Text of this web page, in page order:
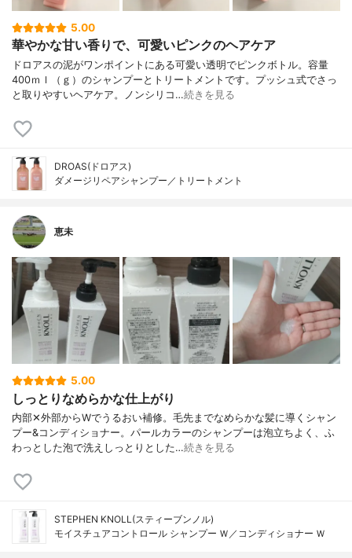
5.00
華やかな甘い香りで、可愛いピンクのヘアケア
ドロアスの泥がワンポイントにある可愛い透明でピンクボトル。容量
400ｍｌ（ｇ）のシャンプーとトリートメントです。プッシュ式でさっ
と取りやすいヘアケア。ノンシリコ…続きを見る
DROAS(ドロアス)
ダメージリペアシャンプー／トリートメント
恵未
5.00
しっとりなめらかな仕上がり
内部✕外部からWでうるおい補修。毛先までなめらかな髪に導くシャン
プー&コンディショナー。パールカラーのシャンプーは泡立ちよく、ふ
わっとした泡で洗えしっとりとした…続きを見る
STEPHEN KNOLL(スティーブンノル)
モイスチュアコントロール シャンプー Ｗ／コンディショナー Ｗ